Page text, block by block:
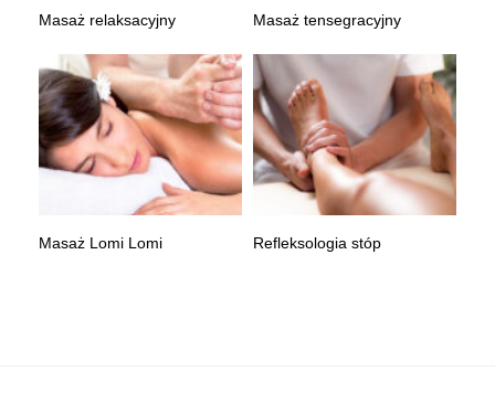
Masaż relaksacyjny Masaż tensegracyjny
Masaż Lomi Lomi Refleksologia stóp